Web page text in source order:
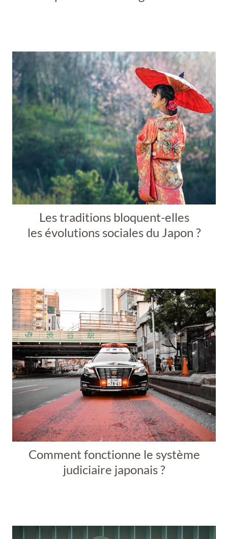
Les traditions bloquent-elles
les évolutions sociales du Japon ?
Comment fonctionne le système
judiciaire japonais ?